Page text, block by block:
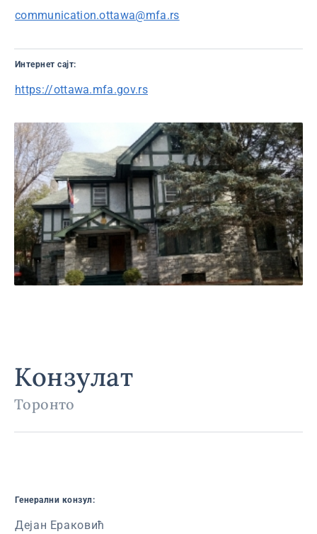
communication.ottawa@mfa.rs
Интернет сајт:
https://ottawa.mfa.gov.rs
Конзулат
Торонто
Генерални конзул:
Дејан Ераковић